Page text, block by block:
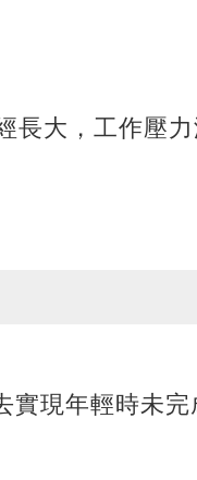
長大，工作壓力
實現年輕時未完